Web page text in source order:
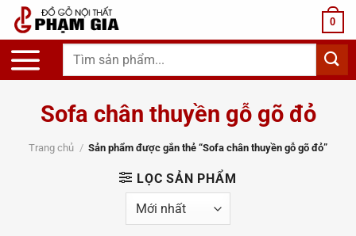
Chuyển
đến
nội
dung
0
Tìm
Sofa chân thuyền gỗ gõ đỏ
Trang chủ / Sản phẩm được gắn thẻ “Sofa chân thuyền gỗ gõ đỏ”
LỌC SẢN PHẨM